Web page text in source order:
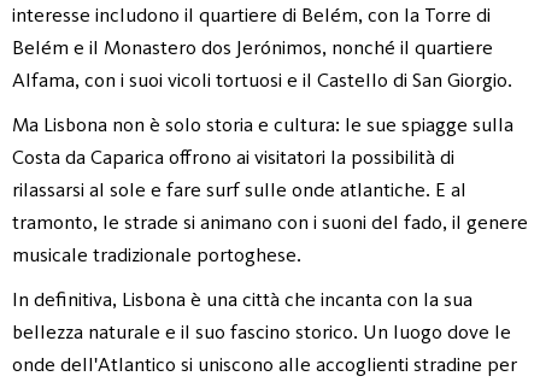
interesse includono il quartiere di Belém, con la Torre di
Belém e il Monastero dos Jerónimos, nonché il quartiere
Alfama, con i suoi vicoli tortuosi e il Castello di San Giorgio.
Ma Lisbona non è solo storia e cultura: le sue spiagge sulla
Costa da Caparica offrono ai visitatori la possibilità di
rilassarsi al sole e fare surf sulle onde atlantiche. E al
tramonto, le strade si animano con i suoni del fado, il genere
musicale tradizionale portoghese.
In definitiva, Lisbona è una città che incanta con la sua
bellezza naturale e il suo fascino storico. Un luogo dove le
onde dell'Atlantico si uniscono alle accoglienti stradine per